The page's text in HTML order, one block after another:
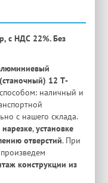
с НДС 22%. Без
(станочный) 12 Т-
наличный и
с нашего склада.
нарезке,установке
отверстий. При
конструкции из